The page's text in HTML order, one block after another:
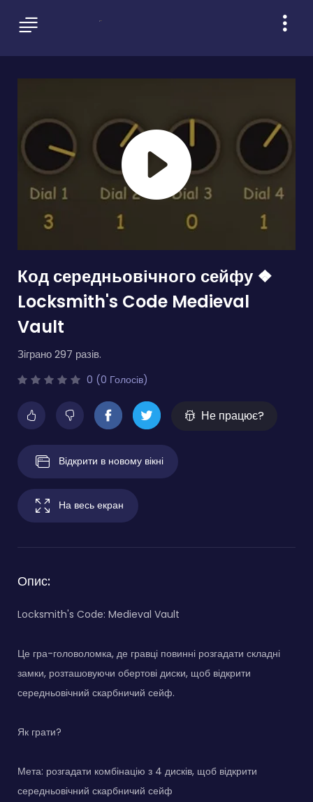
Код середньовічного сейфу ❖
Locksmith's Code Medieval
Vault
Зіграно 297 разів.
0 (0 Голосів)
Не працює?
Відкрити в новому вікні
На весь екран
Опис:
Locksmith's Code: Medieval Vault
Це гра-головоломка, де гравці повинні розгадати складні
замки, розташовуючи обертові диски, щоб відкрити
середньовічний скарбничий сейф.
Як грати?
Мета: розгадати комбінацію з 4 дисків, щоб відкрити
середньовічний скарбничий сейф